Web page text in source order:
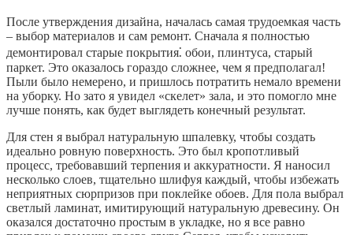
После утверждения дизайна, началась самая трудоемкая часть
– выбор материалов и сам ремонт. Сначала я полностью
демонтировал старые покрытия⁚ обои, плинтуса, старый
паркет. Это оказалось гораздо сложнее, чем я предполагал!
Пыли было немерено, и пришлось потратить немало времени
на уборку. Но зато я увидел «скелет» зала, и это помогло мне
лучше понять, как будет выглядеть конечный результат.
Для стен я выбрал натуральную шпалевку, чтобы создать
идеально ровную поверхность. Это был кропотливый
процесс, требовавший терпения и аккуратности. Я наносил
несколько слоев, тщательно шлифуя каждый, чтобы избежать
неприятных сюрпризов при поклейке обоев. Для пола выбрал
светлый ламинат, имитирующий натуральную древесину. Он
оказался достаточно простым в укладке, но я все равно